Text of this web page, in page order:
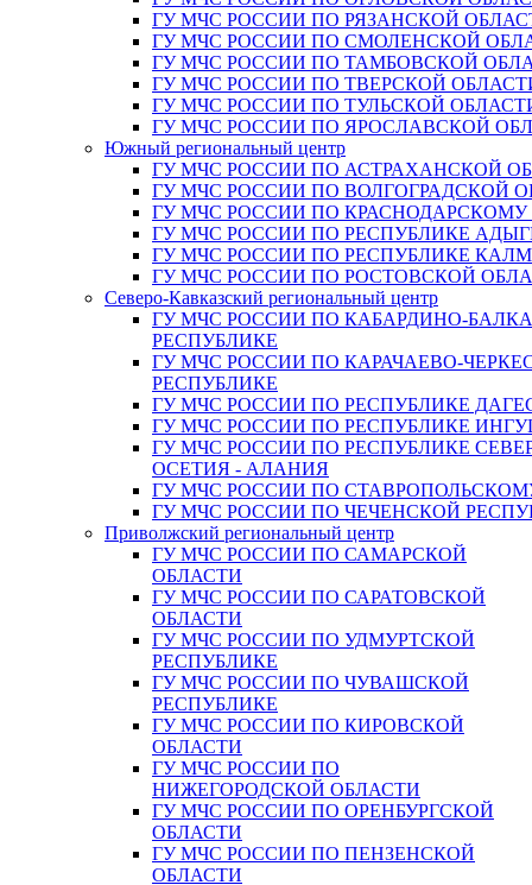
ГУ МЧС РОССИИ ПО РЯЗАНСКОЙ
ГУ МЧС РОССИИ ПО СМОЛЕНСКОЙ
ГУ МЧС РОССИИ ПО ТАМБОВСКОЙ
ГУ МЧС РОССИИ ПО ТВЕРСКОЙ
ГУ МЧС РОССИИ ПО ТУЛЬСКОЙ
ГУ МЧС РОССИИ ПО ЯРОСЛАВСКОЙ
Южный региональный центр
ГУ МЧС РОССИИ ПО АСТРАХАНСКОЙ
ГУ МЧС РОССИИ ПО ВОЛГОГРАДСКОЙ
ГУ МЧС РОССИИ ПО
ГУ МЧС РОССИИ ПО РЕСПУБЛИКЕ
ГУ МЧС РОССИИ ПО РЕСПУБЛИКЕ
ГУ МЧС РОССИИ ПО РОСТОВСКОЙ
Северо-Кавказский региональный центр
ГУ МЧС РОССИИ ПО КАБАРДИНО-
РЕСПУБЛИКЕ
ГУ МЧС РОССИИ ПО КАРАЧАЕВО-
РЕСПУБЛИКЕ
ГУ МЧС РОССИИ ПО РЕСПУБЛИКЕ
ГУ МЧС РОССИИ ПО РЕСПУБЛИКЕ
ГУ МЧС РОССИИ ПО РЕСПУБЛИКЕ
ОСЕТИЯ - АЛАНИЯ
ГУ МЧС РОССИИ ПО
ГУ МЧС РОССИИ ПО ЧЕЧЕНСКОЙ
Приволжский региональный центр
ГУ МЧС РОССИИ ПО САМАРСКОЙ
ОБЛАСТИ
ГУ МЧС РОССИИ ПО САРАТОВСКОЙ
ОБЛАСТИ
ГУ МЧС РОССИИ ПО УДМУРТСКОЙ
РЕСПУБЛИКЕ
ГУ МЧС РОССИИ ПО ЧУВАШСКОЙ
РЕСПУБЛИКЕ
ГУ МЧС РОССИИ ПО КИРОВСКОЙ
ОБЛАСТИ
ГУ МЧС РОССИИ ПО
НИЖЕГОРОДСКОЙ ОБЛАСТИ
ГУ МЧС РОССИИ ПО ОРЕНБУРГСКОЙ
ОБЛАСТИ
ГУ МЧС РОССИИ ПО ПЕНЗЕНСКОЙ
ОБЛАСТИ